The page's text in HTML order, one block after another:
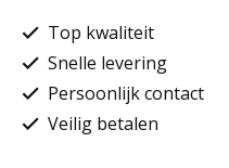
aantalTop kwaliteit
Snelle levering
Persoonlijk contact
Veilig betalen